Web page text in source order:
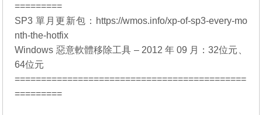
=========
SP3 單月更新包： https://wmos.info/xp-of-sp3-every-mo
nth-the-hotfix
Windows 惡意軟體移除工具 – 2012 年 09 月：32位元
64位元
============================================
=========